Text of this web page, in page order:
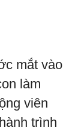
mắt vào
làm
viên
trình